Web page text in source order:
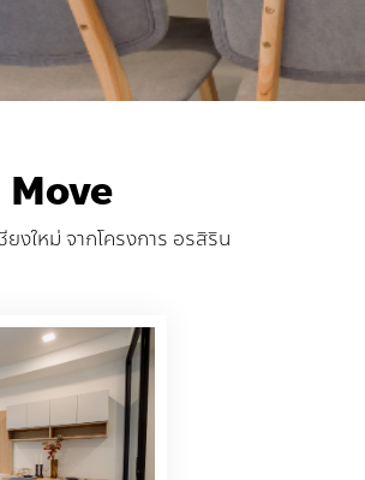
งใหม่ จากโครงการ อรสิริน